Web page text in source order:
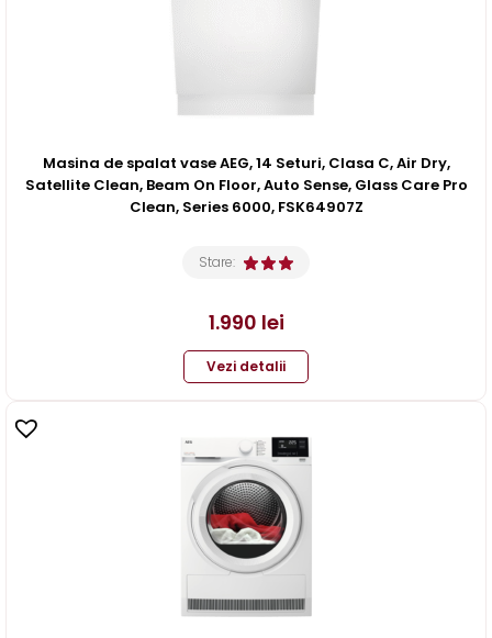
Masina de spalat vase AEG, 14 Seturi, Clasa C, Air Dry,
Satellite Clean, Beam On Floor, Auto Sense, Glass Care Pro
Clean, Series 6000, FSK64907Z
Stare:
1.990 lei
Vezi detalii